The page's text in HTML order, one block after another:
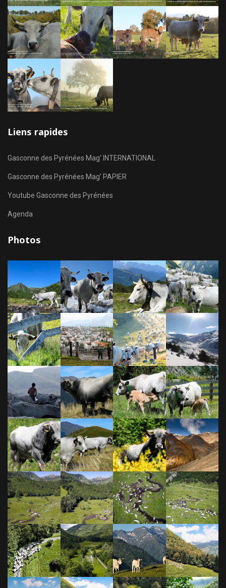
Liens rapides
Gasconne des Pyrénées Mag' INTERNATIONAL
Gasconne des Pyrénées Mag' PAPIER
Youtube Gasconne des Pyrénées
Agenda
Photos